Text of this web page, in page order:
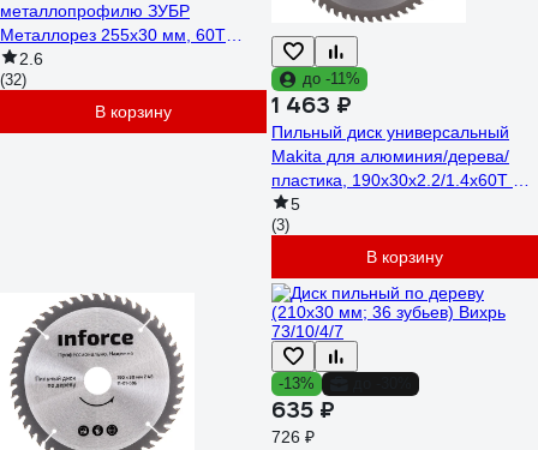
металлопрофилю ЗУБР
Металлорез 255x30 мм, 60Т
36932-255-30-60
2.6
(32)
В корзину
до -11%
1 463 ₽
Пильный диск универсальный
Makita для алюминия/дерева/
пластика, 190x30x2.2/1.4x60T D-
81387
5
(3)
В корзину
-13%
635 ₽
726 ₽